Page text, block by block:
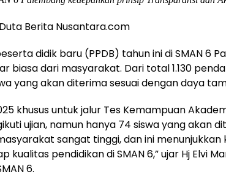
Berita Nusantara.com
didik baru (PPDB) tahun ini di SMAN 6
biasa dari masyarakat. Dari total 1.130
yang akan diterima sesuai dengan daya
khusus untuk jalur Tes Kemampuan
ujian, namun hanya 74 siswa yang akan
sangat tinggi, dan ini
kualitas pendidikan di SMAN 6,” ujar Hj Elvi
6.